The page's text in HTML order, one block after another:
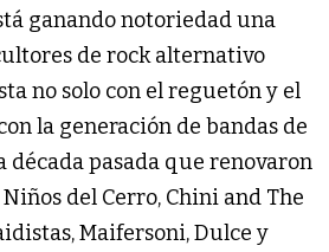
ganando notoriedad una
de rock alternativo
no solo con el reguetón y el
la generación de bandas de
década pasada que renovaron
del Cerro, Chini and The
Maifersoni, Dulce y